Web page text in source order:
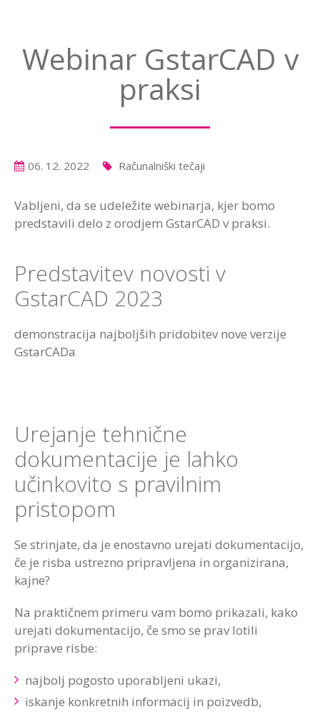
Webinar GstarCAD v
praksi
06. 12. 2022 Računalniški tečaji
Vabljeni, da se udeležite webinarja, kjer bomo
predstavili delo z orodjem GstarCAD v praksi.
Predstavitev novosti v
GstarCAD 2023
demonstracija najboljših pridobitev nove verzije
GstarCADa
Urejanje tehnične
dokumentacije je lahko
učinkovito s pravilnim
pristopom
Se strinjate, da je enostavno urejati dokumentacijo,
če je risba ustrezno pripravljena in organizirana,
kajne?
Na praktičnem primeru vam bomo prikazali, kako
urejati dokumentacijo, če smo se prav lotili
priprave risbe:
najbolj pogosto uporabljeni ukazi,
iskanje konkretnih informacij in poizvedb,